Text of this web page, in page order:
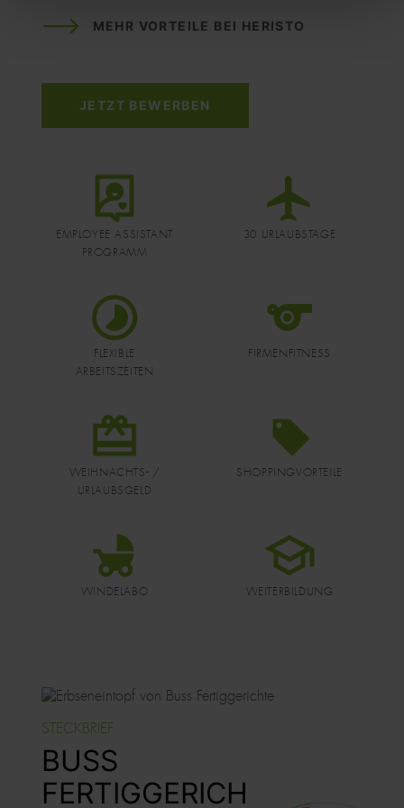
MEHR VORTEILE BEI HERISTO
JETZT BEWERBEN
DATEI
30 URLAUBSTAGE
DATEI
EMPLOYEE ASSISTANT
PROGRAMM
FIRMENFITNESS
DATEI
FLEXIBLE
ARBEITSZEITEN
DATEI
SHOPPINGVORTEILE
DATEI
WEIHNACHTS- /
URLAUBSGELD
DATEI
WEITERBILDUNG
DATEI
WINDELABO
BUSS
FERTIGGERICH